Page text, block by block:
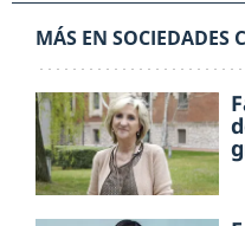
MÁS EN SOCIEDADES